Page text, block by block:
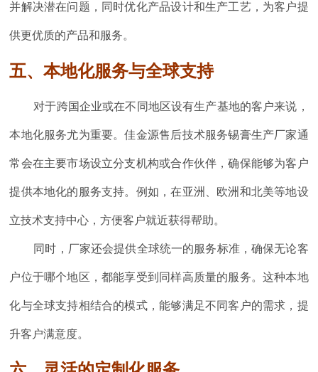
并解决潜在问题，同时优化产品设计和生产工艺，为客户提
供更优质的产品和服务。
五、本地化服务与全球支持
对于跨国企业或在不同地区设有生产基地的客户来说，
本地化服务尤为重要。佳金源售后技术服务锡膏生产厂家通
常会在主要市场设立分支机构或合作伙伴，确保能够为客户
提供本地化的服务支持。例如，在亚洲、欧洲和北美等地设
立技术支持中心，方便客户就近获得帮助。
同时，厂家还会提供全球统一的服务标准，确保无论客
户位于哪个地区，都能享受到同样高质量的服务。这种本地
化与全球支持相结合的模式，能够满足不同客户的需求，提
升客户满意度。